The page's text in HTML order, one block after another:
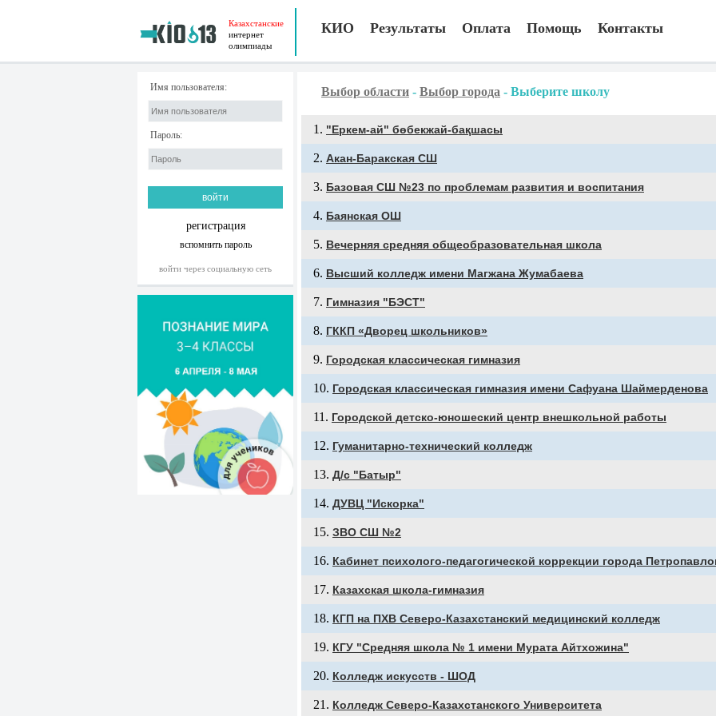
Казахстанские
интернет
олимпиады
КИО Результаты Оплата Помощь Контакты
Имя пользователя:
Пароль:
регистрация
вспомнить пароль
войти через социальную сеть
Выбор области - Выбор города - Выберите школу
"Еркем-ай" бөбекжай-бақшасы
Акан-Баракская СШ
Базовая СШ №23 по проблемам развития и воспитания
Баянская ОШ
Вечерняя средняя общеобразовательная школа
Высший колледж имени Магжана Жумабаева
Гимназия "БЭСТ"
ГККП «Дворец школьников»
Городская классическая гимназия
Городская классическая гимназия имени Сафуана Шаймерденова
Городской детско-юношеский центр внешкольной работы
Гуманитарно-технический колледж
Д/с "Батыр"
ДУВЦ "Искорка"
ЗВО СШ №2
Кабинет психолого-педагогической коррекции города
Казахская школа-гимназия
КГП на ПХВ Северо-Казахстанский медицинский колледж
КГУ "Средняя школа № 1 имени Мурата Айтхожина"
Колледж искусств - ШОД
Колледж Северо-Казахстанского Университета